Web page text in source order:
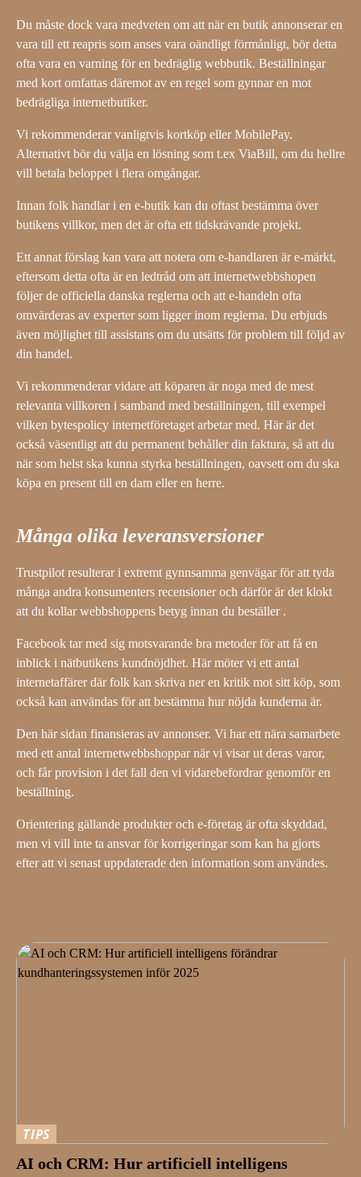
Du måste dock vara medveten om att när en butik annonserar en
vara till ett reapris som anses vara oändligt förmånligt, bör detta
ofta vara en varning för en bedräglig webbutik. Beställningar
med kort omfattas däremot av en regel som gynnar en mot
bedrägliga internetbutiker.
Vi rekommenderar vanligtvis kortköp eller MobilePay.
Alternativt bör du välja en lösning som t.ex ViaBill, om du hellre
vill betala beloppet i flera omgångar.
Innan folk handlar i en e-butik kan du oftast bestämma över
butikens villkor, men det är ofta ett tidskrävande projekt.
Ett annat förslag kan vara att notera om e-handlaren är e-märkt,
eftersom detta ofta är en ledtråd om att internetwebbshopen
följer de officiella danska reglerna och att e-handeln ofta
omvärderas av experter som ligger inom reglerna. Du erbjuds
även möjlighet till assistans om du utsätts för problem till följd av
din handel.
Vi rekommenderar vidare att köparen är noga med de mest
relevanta villkoren i samband med beställningen, till exempel
vilken bytespolicy internetföretaget arbetar med. Här är det
också väsentligt att du permanent behåller din faktura, så att du
när som helst ska kunna styrka beställningen, oavsett om du ska
köpa en present till en dam eller en herre.
Många olika leveransversioner
Trustpilot resulterar i extremt gynnsamma genvägar för att tyda
många andra konsumenters recensioner och därför är det klokt
att du kollar webbshoppens betyg innan du beställer .
Facebook tar med sig motsvarande bra metoder för att få en
inblick i nätbutikens kundnöjdhet. Här möter vi ett antal
internetaffärer där folk kan skriva ner en kritik mot sitt köp, som
också kan användas för att bestämma hur nöjda kunderna är.
Den här sidan finansieras av annonser. Vi har ett nära samarbete
med ett antal internetwebbshoppar när vi visar ut deras varor,
och får provision i det fall den vi vidarebefordrar genomför en
beställning.
Orientering gällande produkter och e-företag är ofta skyddad,
men vi vill inte ta ansvar för korrigeringar som kan ha gjorts
efter att vi senast uppdaterade den information som användes.
TIPS
AI och CRM: Hur artificiell intelligens